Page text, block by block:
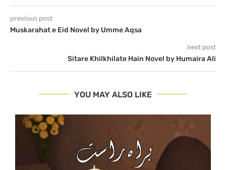
previous post
Muskarahat e Eid Novel by Umme Aqsa
next post
Sitare Khilkhilate Hain Novel by Humaira Ali
YOU MAY ALSO LIKE